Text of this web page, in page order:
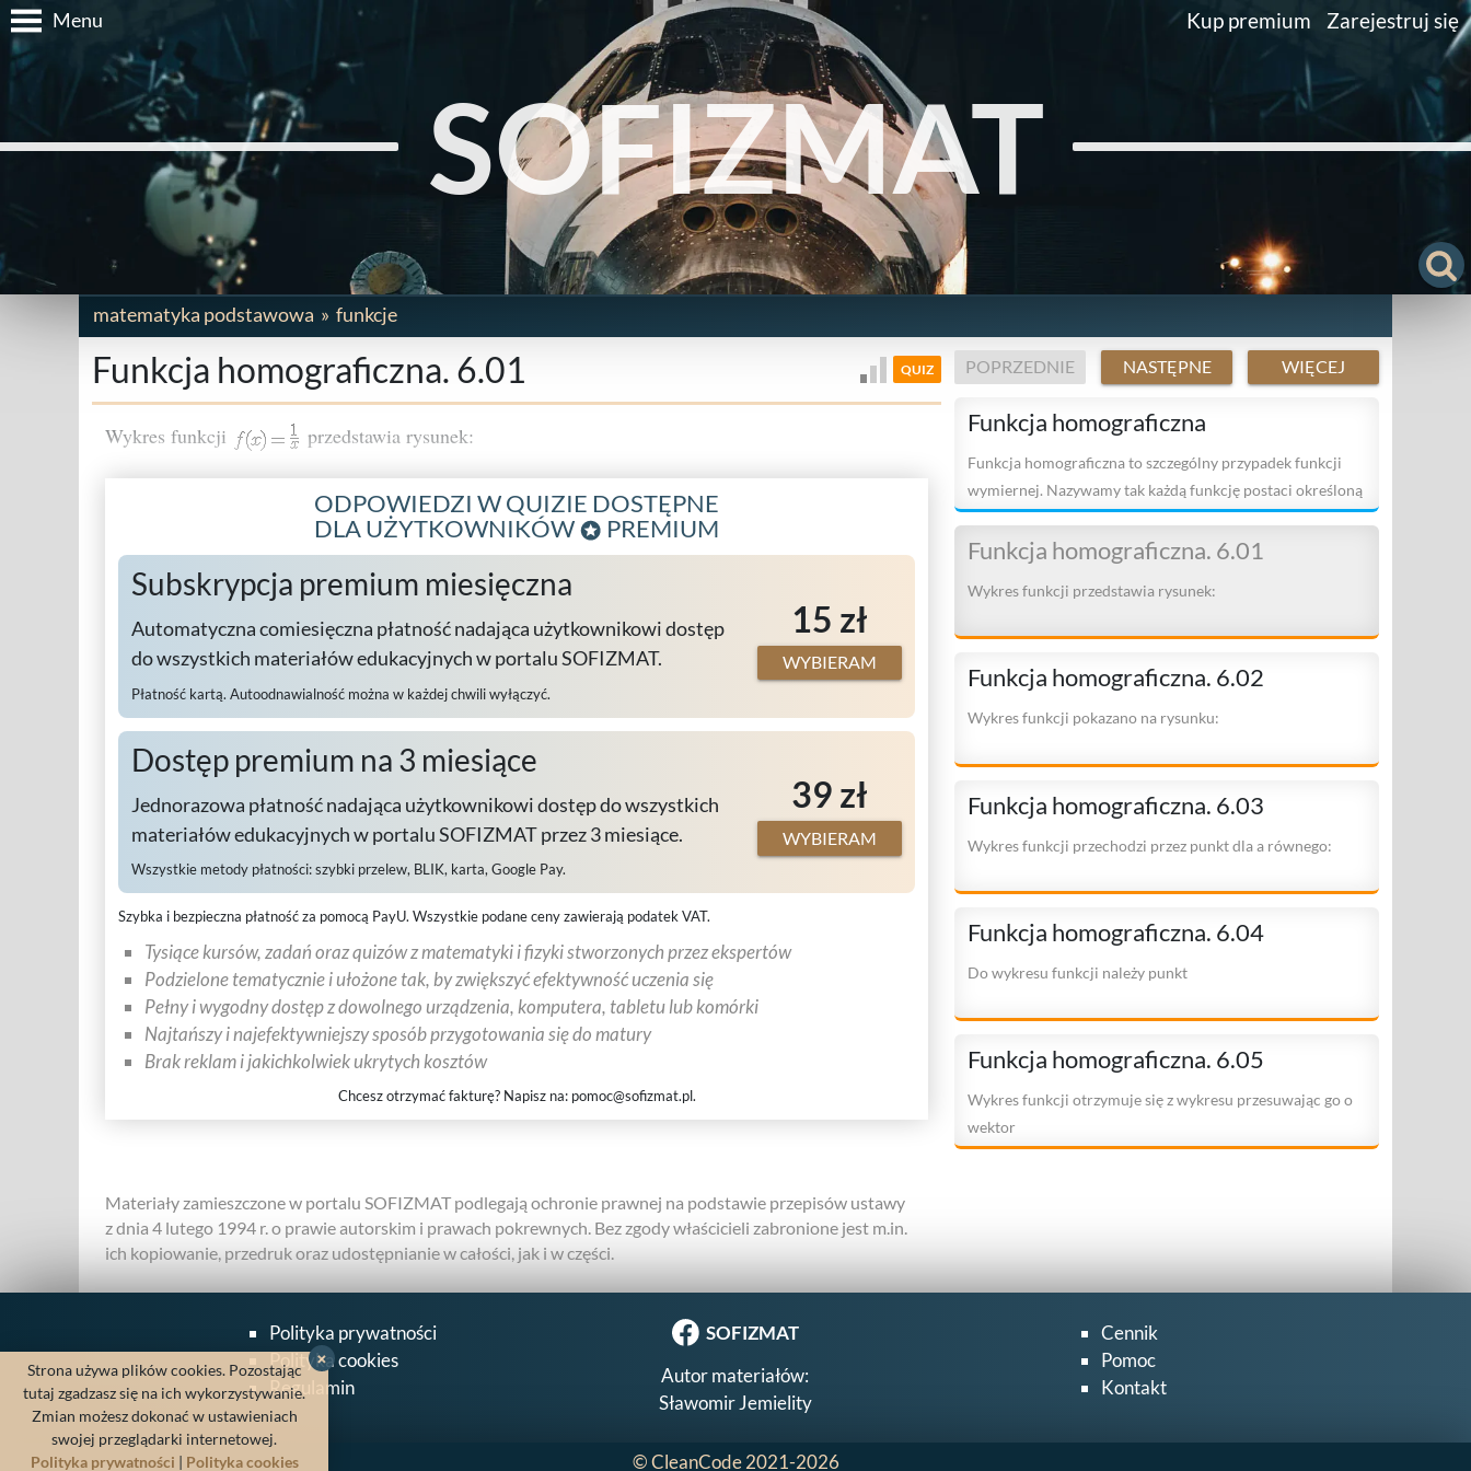
Menu Kup premium Zarejestruj się
SOFIZMAT
matematyka podstawowa funkcje
Funkcja homograficzna. 6.01 QUIZ
Wykres funkcji przedstawia rysunek:
ODPOWIEDZI W QUIZIE DOSTĘPNE
DLA UŻYTKOWNIKÓW
PREMIUM
Subskrypcja premium miesięczna
Automatyczna comiesięczna płatność nadająca użytkownikowi dostęp
do wszystkich materiałów edukacyjnych w portalu SOFIZMAT.
Płatność kartą. Autoodnawialność można w każdej chwili wyłączyć.
15 zł
WYBIERAM
Dostęp premium na 3 miesiące
Jednorazowa płatność nadająca użytkownikowi dostęp do wszystkich
materiałów edukacyjnych w portalu SOFIZMAT przez 3 miesiące.
Wszystkie metody płatności:szybki przelew, BLIK, karta, Google Pay.
39 zł
WYBIERAM
Szybka i bezpieczna płatność za pomocą PayU. Wszystkie podane ceny zawierają podatek VAT.
Tysiące kursów, zadań oraz quizów z matematyki i fizyki stworzonych przez ekspertów
Podzielone tematycznie i ułożone tak, by zwiększyć efektywność uczenia się
Pełny i wygodny dostęp z dowolnego urządzenia, komputera, tabletu lub komórki
Najtańszy i najefektywniejszy sposób przygotowania się do matury
Brak reklam i jakichkolwiek ukrytych kosztów
Chcesz otrzymać fakturę? Napisz na: pomoc@sofizmat.pl.
Materiały zamieszczone w portalu SOFIZMAT podlegają ochronie prawnej na podstawie przepisów ustawy
z dnia 4 lutego 1994 r. o prawie autorskim i prawach pokrewnych. Bez zgody właścicieli zabronione jest m.in.
ich kopiowanie, przedruk oraz udostępnianie w całości, jak i w części.
POPRZEDNIE NASTĘPNE WIĘCEJ
Funkcja homograficzna
Funkcja homograficzna to szczególny przypadek funkcji
wymiernej. Nazywamy tak każdą funkcję postaci określoną
na
Funkcja homograficzna. 6.01
Wykres funkcji przedstawia rysunek:
Funkcja homograficzna. 6.02
Wykres funkcji pokazano na rysunku:
Funkcja homograficzna. 6.03
Wykres funkcji przechodzi przez punkt dla a równego:
Funkcja homograficzna. 6.04
Do wykresu funkcji należy punkt
Funkcja homograficzna. 6.05
Wykres funkcji otrzymuje się z wykresu przesuwając go o
wektor
Polityka prywatności
Polityka cookies
Regulamin
Cennik
Pomoc
Kontakt
SOFIZMAT
Autor materiałów:
Sławomir Jemielity
©CleanCode2021-2026
Strona używa plików cookies. Pozostając
tutaj zgadzasz się na ich wykorzystywanie.
Zmian możesz dokonać w ustawieniach
swojej przeglądarki internetowej.
Polityka prywatności | Polityka cookies
×